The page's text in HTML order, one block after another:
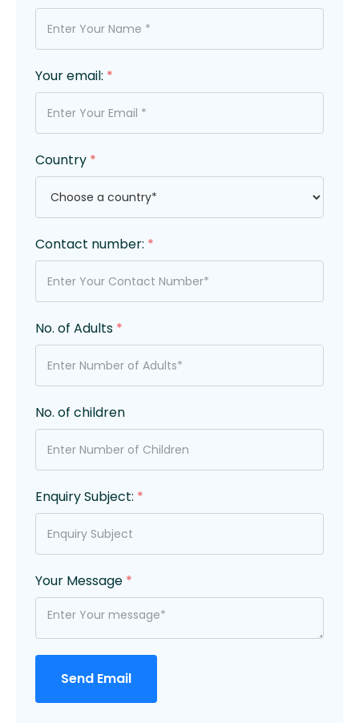
Your email: *
Country *
Contact number: *
No. of Adults *
No. of children
Enquiry Subject: *
Your Message *
Send Email